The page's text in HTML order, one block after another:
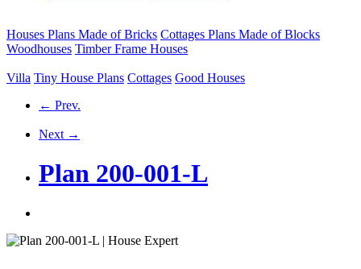
Houses Plans Made of Bricks Cottages Plans Made of Blocks
Woodhouses Timber Frame Houses
Villa Tiny House Plans Cottages Good Houses
← Prev.
Next →
Plan 200-001-L